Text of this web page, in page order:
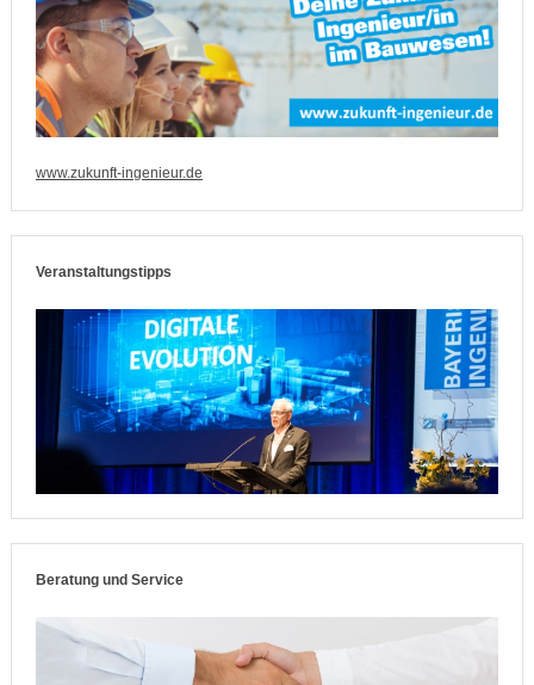
www.zukunft-ingenieur.de
Veranstaltungstipps
Beratung und Service